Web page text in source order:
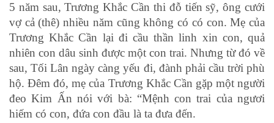
5 năm sau, Trương Khắc Cần thi đỗ tiến sỹ, ông cưới
vợ cả (thê) nhiều năm cũng không có có con. Mẹ của
Trương Khắc Cần lại đi cầu thần linh xin con, quả
nhiên con dâu sinh được một con trai. Nhưng từ đó về
sau, Tối Lân ngày càng yếu đi, đành phải cầu trời phù
hộ. Đêm đó, mẹ của Trương Khắc Cần gặp một người
đeo Kim Ấn nói với bà: “Mệnh con trai của ngươi
hiếm có con, đứa con đầu là ta đưa đến.